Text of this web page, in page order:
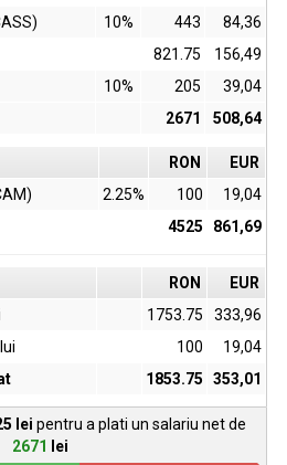
10% 443
84,36
821.75
156,49
10% 205
39,04
2671 508,64
RON
EUR
2.25% 100
19,04
4525 861,69
RON
EUR
1753.75
333,96
100
19,04
1853.75 353,01
lei pentru a plati un salariu net de
2671
lei